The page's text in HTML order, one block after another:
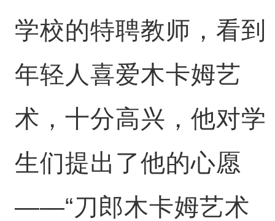
学校的特聘教师，看到
年轻人喜爱木卡姆艺
术，十分高兴，他对学
生们提出了他的心愿
——“刀郎木卡姆艺术